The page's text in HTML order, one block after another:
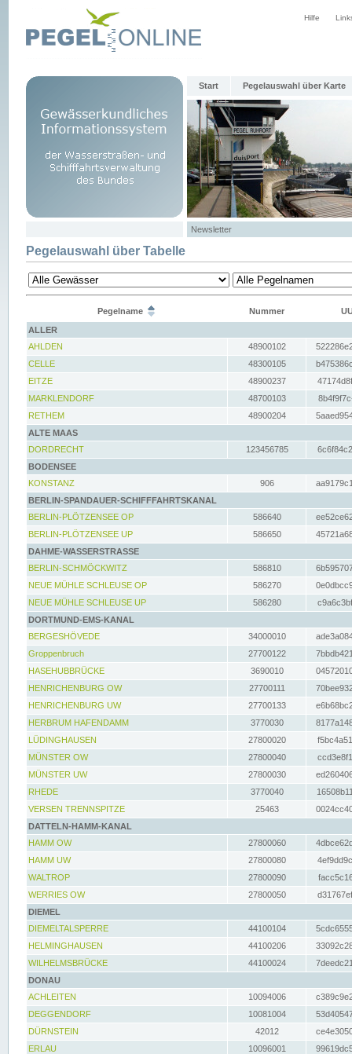
Hilfe
Start Pegelauswahl über Karte
Newsletter
Pegelauswahl über Tabelle
Pegelname Nummer
ALLER
AHLDEN
48900102
CELLE
48300105
EITZE
48900237
MARKLENDORF
48700103
RETHEM
48900204
ALTE MAAS
DORDRECHT
123456785
BODENSEE
KONSTANZ
906
BERLIN-SPANDAUER-SCHIFFFAHRTSKANAL
BERLIN-PLÖTZENSEE OP
586640
BERLIN-PLÖTZENSEE UP
586650
DAHME-WASSERSTRASSE
BERLIN-SCHMÖCKWITZ
586810
NEUE MÜHLE SCHLEUSE OP
586270
NEUE MÜHLE SCHLEUSE UP
586280
DORTMUND-EMS-KANAL
BERGESHÖVEDE
34000010
Groppenbruch
27700122
HASEHUBBRÜCKE
3690010
HENRICHENBURG OW
27700111
HENRICHENBURG UW
27700133
HERBRUM HAFENDAMM
3770030
LÜDINGHAUSEN
27800020
MÜNSTER OW
27800040
MÜNSTER UW
27800030
RHEDE
3770040
VERSEN TRENNSPITZE
25463
DATTELN-HAMM-KANAL
HAMM OW
27800060
HAMM UW
27800080
WALTROP
27800090
WERRIES OW
27800050
DIEMEL
DIEMELTALSPERRE
44100104
HELMINGHAUSEN
44100206
WILHELMSBRÜCKE
44100024
DONAU
ACHLEITEN
10094006
DEGGENDORF
10081004
DÜRNSTEIN
42012
ERLAU
10096001